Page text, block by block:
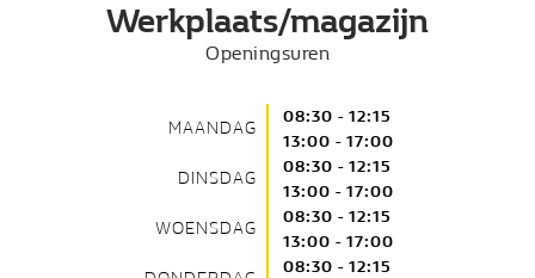
Werkplaats/magazijn
Openingsuren
MAANDAG
08:30 - 12:15
13:00 - 17:00
DINSDAG
08:30 - 12:15
13:00 - 17:00
WOENSDAG
08:30 - 12:15
13:00 - 17:00
08:30 - 12:15